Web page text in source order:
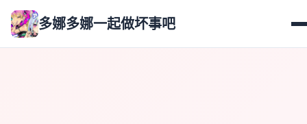
多娜多娜一起做坏事吧